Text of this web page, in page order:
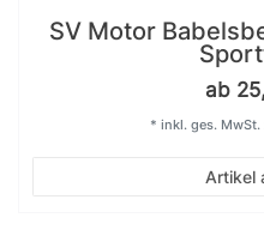
SV Motor
ab
Artikel
* inkl. ges. MwSt.